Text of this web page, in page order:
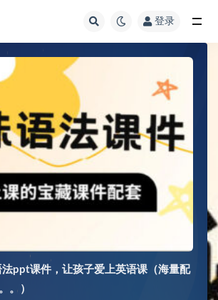
登录
ppt课件，让孩子爱上英语课（海量配
。）